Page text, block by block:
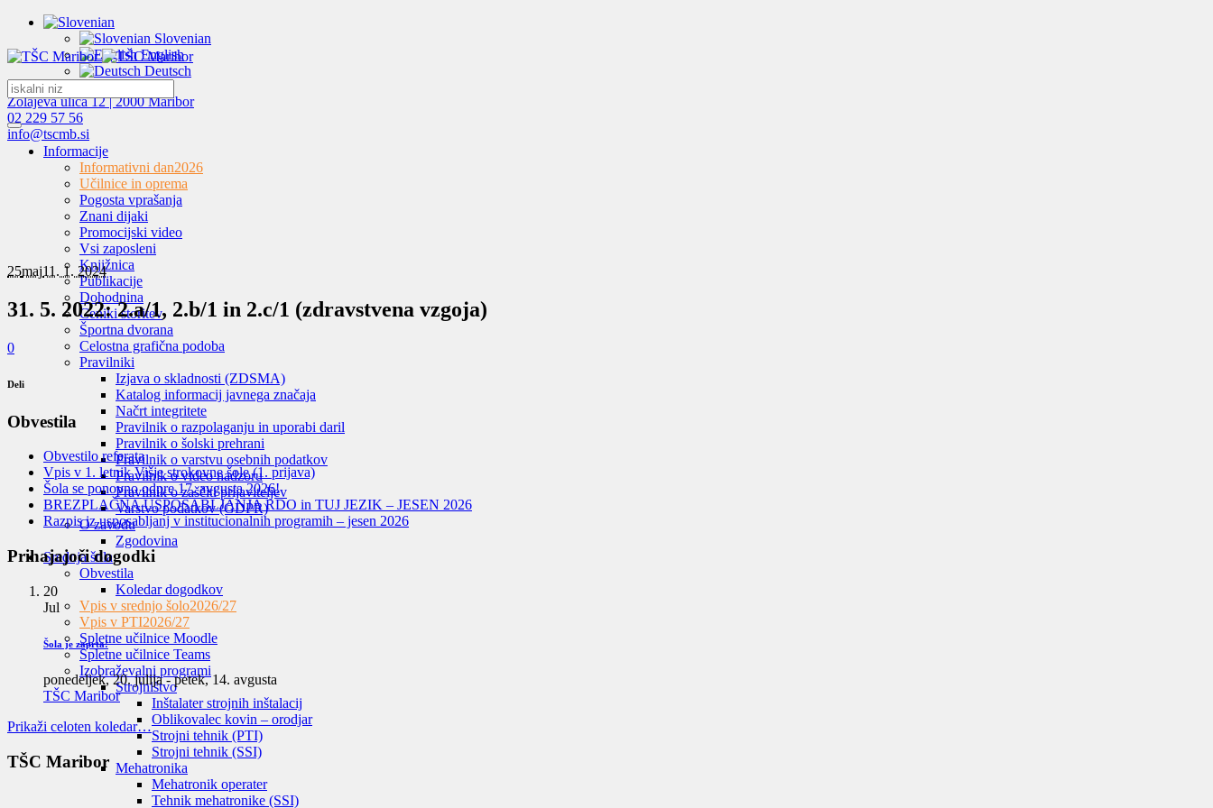
Slovenian
English
Deutsch
Zolajeva ulica 12 | 2000 Maribor
02 229 57 56
info@tscmb.si
Informacije
Informativni dan2026
Učilnice in oprema
Pogosta vprašanja
Znani dijaki
Promocijski video
Vsi zaposleni
Knjižnica
Publikacije
Dohodnina
Ceniki storitev
Športna dvorana
Celostna grafična podoba
Pravilniki
Izjava o skladnosti (ZDSMA)
Katalog informacij javnega značaja
Načrt integritete
Pravilnik o razpolaganju in uporabi daril
Pravilnik o šolski prehrani
Pravilnik o varstvu osebnih podatkov
Pravilnik o video nadzoru
Pravilnik o zaščiti prijaviteljev
Varstvo podatkov (GDPR)
O zavodu
Zgodovina
Srednja šola
Obvestila
Koledar dogodkov
Vpis v srednjo šolo2026/27
Vpis v PTI2026/27
Spletne učilnice Moodle
Spletne učilnice Teams
Izobraževalni programi
Strojništvo
Inštalater strojnih inštalacij
Oblikovalec kovin – orodjar
Strojni tehnik (PTI)
Strojni tehnik (SSI)
Mehatronika
Mehatronik operater
Tehnik mehatronike (SSI)
25maj11. 1. 2024
31. 5. 2022: 2.a/1, 2.b/1 in 2.c/1 (zdravstvena vzgoja)
0
Deli
Obvestila
Obvestilo referata
Vpis v 1. letnik Višje strokovne šole (1. prijava)
Šola se ponovno odpre 17. avgusta 2026!
BREZPLAČNA USPOSABLJANJA RDO in TUJ JEZIK – JESEN 2026
Razpis iz usposabljanj v institucionalnih programih – jesen 2026
Prihajajoči dogodki
20
Jul
Šola je zaprta!
ponedeljek, 20. julija-petek, 14. avgusta
TŠC Maribor
Prikaži celoten koledar…
TŠC Maribor